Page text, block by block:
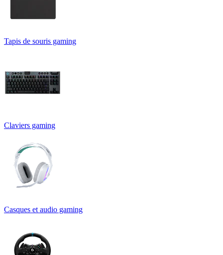
Tapis de souris gaming
Claviers gaming
Casques et audio gaming